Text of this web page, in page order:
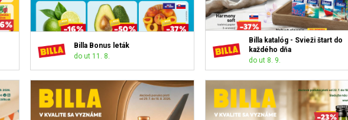
Billa Bonus leták
do ut 11. 8.
Billa katalóg - Svieži štart do
každého dňa
do ut 8. 9.